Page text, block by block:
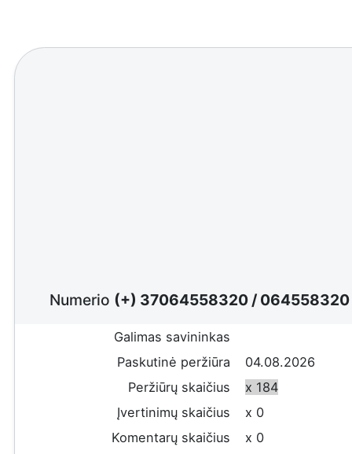
Numerio (+) 37064558320 / 064558320
Galimas savininkas
Paskutinė peržiūra
04.08.2026
Peržiūrų skaičius
x 184
Įvertinimų skaičius
x 0
Komentarų skaičius
x 0